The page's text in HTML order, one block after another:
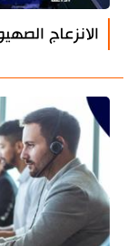
الانزعاج